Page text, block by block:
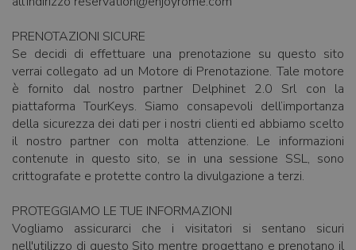
PRENOTAZIONI SICURE
Se decidi di effettuare una prenotazione su questo sito
verrai collegato ad un Motore di Prenotazione. Tale motore
è fornito dal nostro partner Delphinet 2.0 Srl con la
piattaforma TourKeys. Siamo consapevoli dell’importanza
della sicurezza dei dati per i nostri clienti ed abbiamo scelto
il nostro partner con molta attenzione. Le informazioni
contenute in questo sito, se in una sessione SSL, sono
crittografate e protette contro la divulgazione a terzi.
PROTEGGIAMO LE TUE INFORMAZIONI
Vogliamo assicurarci che i visitatori si sentano sicuri
nell'utilizzo di questo Sito mentre progettano e prenotano il